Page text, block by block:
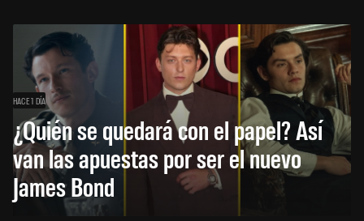
HACE 1 DÍA
¿Quién se quedará con el papel? Así
van las apuestas por ser el nuevo
James Bond